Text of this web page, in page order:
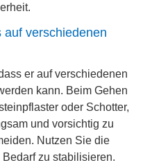
auf verschiedenen
er auf verschiedenen
kann. Beim Gehen
oder Schotter,
und vorsichtig zu
Nutzen Sie die
zu stabilisieren.